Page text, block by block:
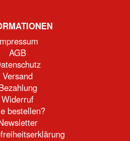
AGB
Versand
Widerruf
bestellen?